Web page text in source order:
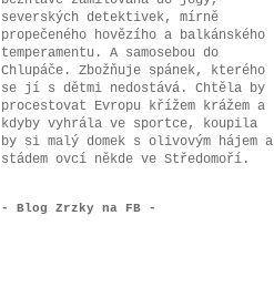
severských detektivek, mírně
propečeného hovězího a balkánského
temperamentu. A samosebou do
Chlupáče. Zbožňuje spánek, kterého
se jí s dětmi nedostává. Chtěla by
procestovat Evropu křížem krážem a
kdyby vyhrála ve sportce, koupila
by si malý domek s olivovým hájem a
stádem ovcí někde ve Středomoří.
- Blog Zrzky na FB -